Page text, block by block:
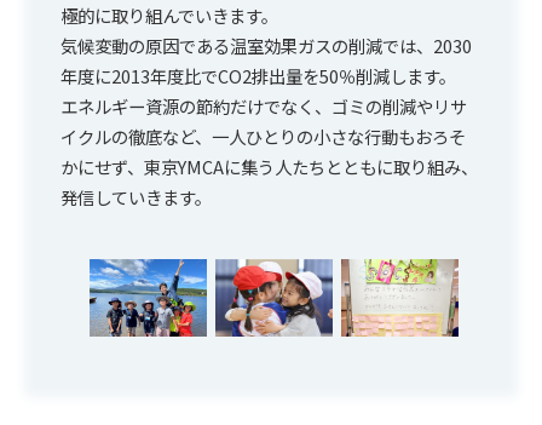
極的に取り組んでいきます。
気候変動の原因である温室効果ガスの削減では、2030
年度に2013年度比でCO2排出量を50％削減します。
エネルギー資源の節約だけでなく、ゴミの削減やリサ
イクルの徹底など、一人ひとりの小さな行動もおろそ
かにせず、東京YMCAに集う人たちとともに取り組み、
発信していきます。